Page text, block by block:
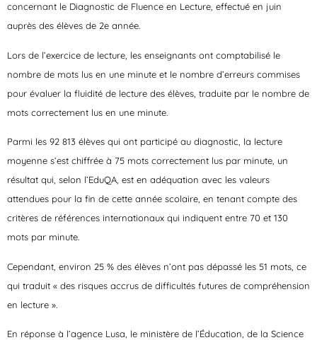
concernant le Diagnostic de Fluence en Lecture, effectué en juin
auprès des élèves de 2e année.
Lors de l’exercice de lecture, les enseignants ont comptabilisé le
nombre de mots lus en une minute et le nombre d’erreurs commises
pour évaluer la fluidité de lecture des élèves, traduite par le nombre de
mots correctement lus en une minute.
Parmi les 92 813 élèves qui ont participé au diagnostic, la lecture
moyenne s’est chiffrée à 75 mots correctement lus par minute, un
résultat qui, selon l’EduQA, est en adéquation avec les valeurs
attendues pour la fin de cette année scolaire, en tenant compte des
critères de références internationaux qui indiquent entre 70 et 130
mots par minute.
Cependant, environ 25 % des élèves n’ont pas dépassé les 51 mots, ce
qui traduit « des risques accrus de difficultés futures de compréhension
en lecture ».
En réponse à l’agence Lusa, le ministère de l’Éducation, de la Science